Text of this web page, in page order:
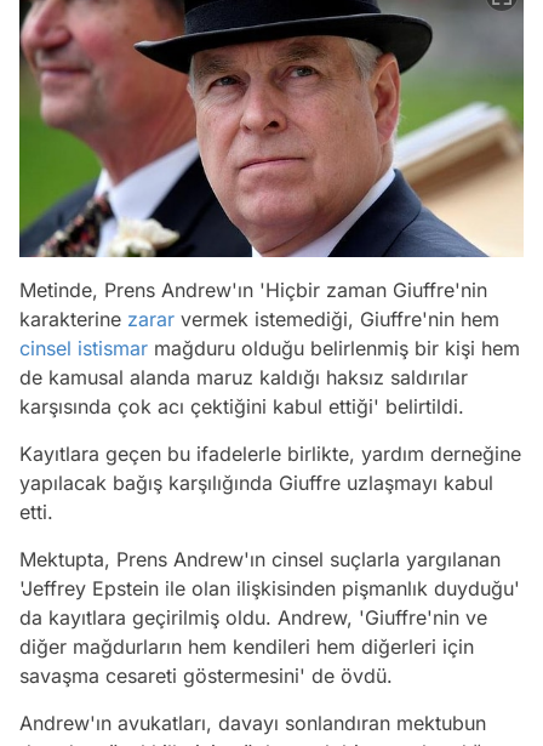
Metinde, Prens Andrew'ın 'Hiçbir zaman Giuffre'nin
karakterine zarar vermek istemediği, Giuffre'nin hem
cinsel istismar mağduru olduğu belirlenmiş bir kişi hem
de kamusal alanda maruz kaldığı haksız saldırılar
karşısında çok acı çektiğini kabul ettiği' belirtildi.
Kayıtlara geçen bu ifadelerle birlikte, yardım derneğine
yapılacak bağış karşılığında Giuffre uzlaşmayı kabul
etti.
Mektupta, Prens Andrew'ın cinsel suçlarla yargılanan
'Jeffrey Epstein ile olan ilişkisinden pişmanlık duyduğu'
da kayıtlara geçirilmiş oldu. Andrew, 'Giuffre'nin ve
diğer mağdurların hem kendileri hem diğerleri için
savaşma cesareti göstermesini' de övdü.
Andrew'ın avukatları, davayı sonlandıran mektubun